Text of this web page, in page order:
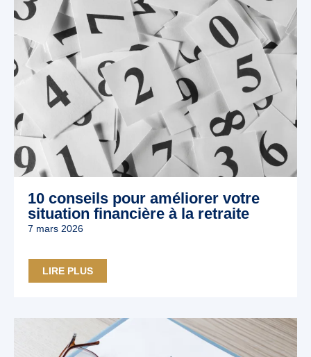
10 conseils pour améliorer votre
situation financière à la retraite
7 mars 2026
LIRE PLUS